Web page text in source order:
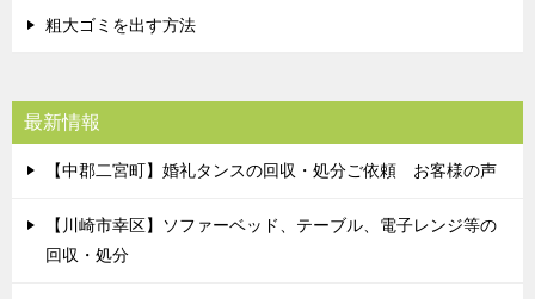
粗大ゴミを出す方法
最新情報
【中郡二宮町】婚礼タンスの回収・処分ご依頼 お客様の声
【川崎市幸区】ソファーベッド、テーブル、電子レンジ等の
回収・処分